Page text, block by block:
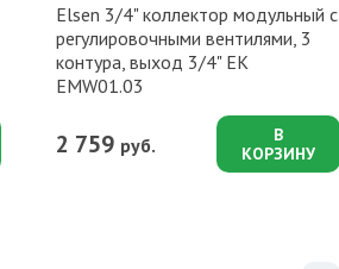
Elsen 3/4" коллектор модульный с
регулировочными вентилями, 3
контура, выход 3/4" ЕК
EMW01.03
2 759 руб.
В
КОРЗИНУ